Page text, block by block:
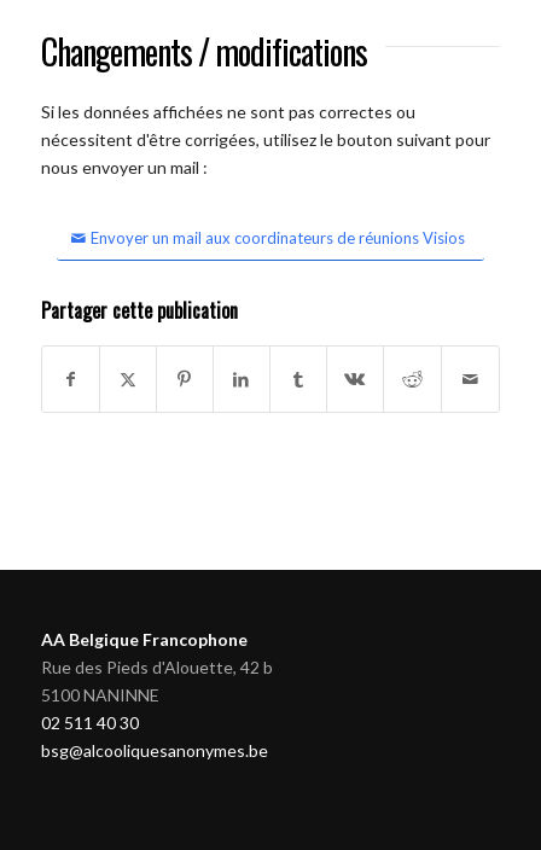
Changements / modifications
Si les données affichées ne sont pas correctes ou
nécessitent d'être corrigées, utilisez le bouton suivant pour
nous envoyer un mail :
Envoyer un mail aux coordinateurs de réunions Visios
Partager cette publication
AA Belgique Francophone
Rue des Pieds d'Alouette, 42 b
5100 NANINNE
02 511 40 30
bsg@alcooliquesanonymes.be